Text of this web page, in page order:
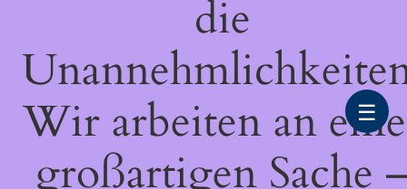
die
Wir arbeiten an
großartigen Sache
☰